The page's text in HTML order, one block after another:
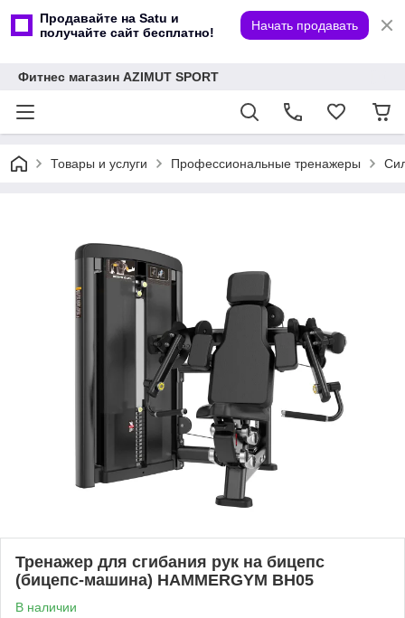
Продавайте на Satu и
получайте сайт бесплатно!
Начать продавать
Фитнес магазин AZIMUT SPORT
Товары и услуги Профессиональные тренажеры
Тренажер для сгибания рук на бицепс
(бицепс-машина) HAMMERGYM BH05
В наличии